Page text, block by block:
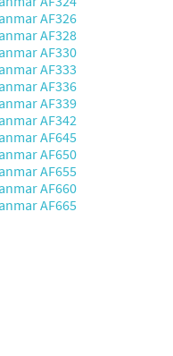
AF326
AF328
AF330
AF333
AF336
AF339
AF342
AF645
AF650
AF655
AF660
AF665